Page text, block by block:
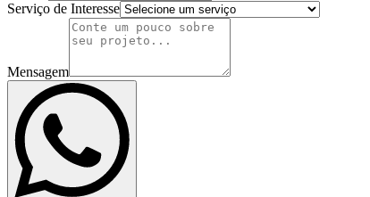
Serviço de Interesse
Mensagem